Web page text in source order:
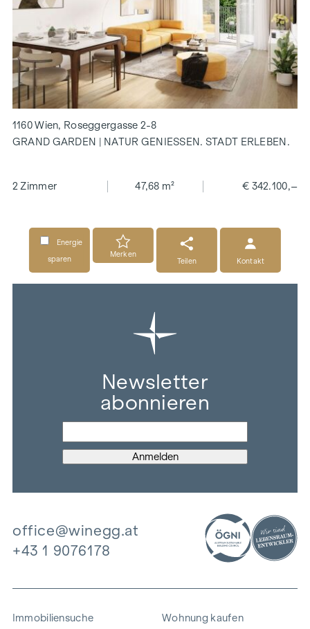
1160 Wien, Roseggergasse 2-8
GRAND GARDEN | NATUR GENIESSEN. STADT ERLEBEN.
2 Zimmer 47,68 m² € 342.100,–
Energie
sparen
Merken
Teilen
Kontakt
Newsletter
abonnieren
office@winegg.at
+43 1 9076178
Immobiliensuche
Wohnung kaufen